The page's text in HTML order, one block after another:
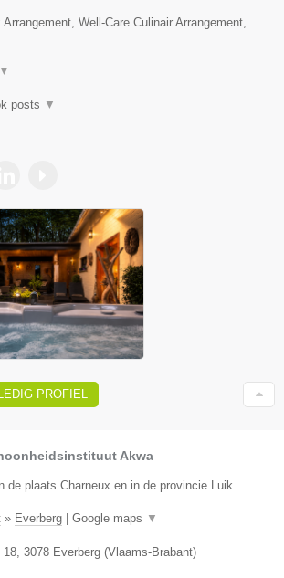
Well-Care Culinair Arrangement,
▼
posts ▼
PROFIEL
Akwa
de plaats Charneux en in de provincie Luik.
» Everberg Google maps ▼
18, 3078 Everberg (Vlaams-Brabant)